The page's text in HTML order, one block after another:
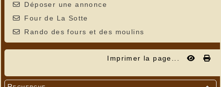
Déposer une annonce
Four de La Sotte
Rando des fours et des moulins
Imprimer la page...